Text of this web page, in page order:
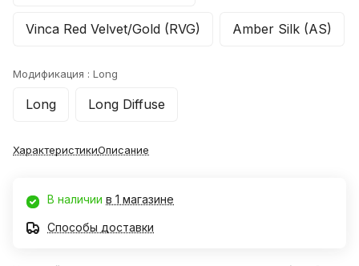
Vinca Red Velvet/Gold (RVG) Amber Silk (AS)
Модификация : Long
Long Long Diffuse
ХарактеристикиОписание
В наличии в 1 магазине
Способы доставки